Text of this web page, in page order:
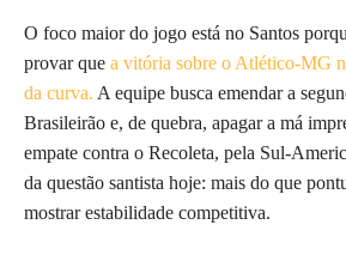
O foco maior do jogo está no Santos
provar que a vitória sobre o Atlético-MG
da curva. A equipe busca emendar a
Brasileirão e, de quebra, apagar a má
empate contra o Recoleta, pela Sul-
da questão santista hoje: mais do que
mostrar estabilidade competitiva.